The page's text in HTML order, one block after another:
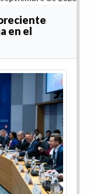
en el